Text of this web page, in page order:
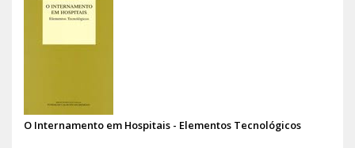
O Internamento em Hospitais - Elementos Tecnológicos